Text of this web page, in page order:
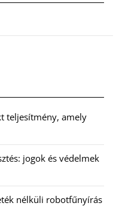
teljesítmény, amely
jogok és védelmek
nélküli robotfűnyírás